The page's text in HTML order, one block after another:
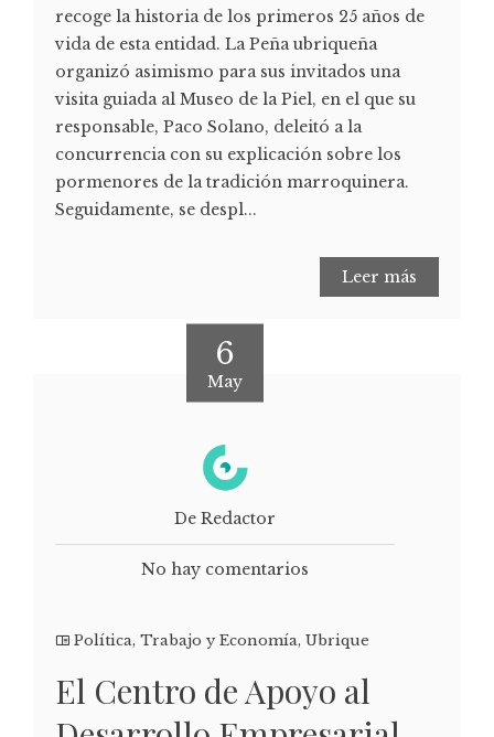
recoge la historia de los primeros 25 años de
vida de esta entidad. La Peña ubriqueña
organizó asimismo para sus invitados una
visita guiada al Museo de la Piel, en el que su
responsable, Paco Solano, deleitó a la
concurrencia con su explicación sobre los
pormenores de la tradición marroquinera.
Seguidamente, se despl...
Leer más
6
May
De Redactor
No hay comentarios
Política, Trabajo y Economía, Ubrique
El Centro de Apoyo al